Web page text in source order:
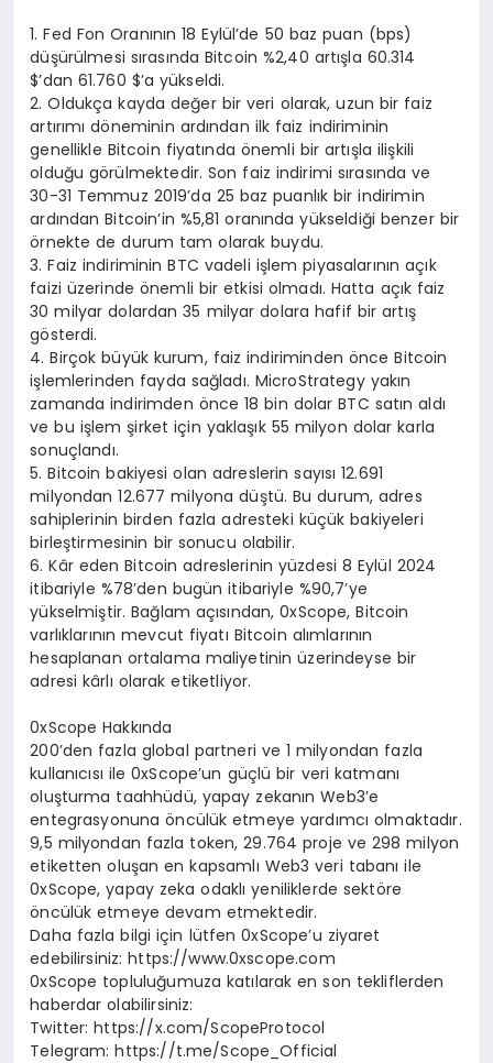
1. Fed Fon Oranının 18 Eylül’de 50 baz puan (bps)
düşürülmesi sırasında Bitcoin %2,40 artışla 60.314
$’dan 61.760 $’a yükseldi.
2. Oldukça kayda değer bir veri olarak, uzun bir faiz
artırımı döneminin ardından ilk faiz indiriminin
genellikle Bitcoin fiyatında önemli bir artışla ilişkili
olduğu görülmektedir. Son faiz indirimi sırasında ve
30-31 Temmuz 2019’da 25 baz puanlık bir indirimin
ardından Bitcoin’in %5,81 oranında yükseldiği benzer bir
örnekte de durum tam olarak buydu.
3. Faiz indiriminin BTC vadeli işlem piyasalarının açık
faizi üzerinde önemli bir etkisi olmadı. Hatta açık faiz
30 milyar dolardan 35 milyar dolara hafif bir artış
gösterdi.
4. Birçok büyük kurum, faiz indiriminden önce Bitcoin
işlemlerinden fayda sağladı. MicroStrategy yakın
zamanda indirimden önce 18 bin dolar BTC satın aldı
ve bu işlem şirket için yaklaşık 55 milyon dolar karla
sonuçlandı.
5. Bitcoin bakiyesi olan adreslerin sayısı 12.691
milyondan 12.677 milyona düştü. Bu durum, adres
sahiplerinin birden fazla adresteki küçük bakiyeleri
birleştirmesinin bir sonucu olabilir.
6. Kâr eden Bitcoin adreslerinin yüzdesi 8 Eylül 2024
itibariyle %78’den bugün itibariyle %90,7’ye
yükselmiştir. Bağlam açısından, 0xScope, Bitcoin
varlıklarının mevcut fiyatı Bitcoin alımlarının
hesaplanan ortalama maliyetinin üzerindeyse bir
adresi kârlı olarak etiketliyor.
0xScope Hakkında
200’den fazla global partneri ve 1 milyondan fazla
kullanıcısı ile 0xScope’un güçlü bir veri katmanı
oluşturma taahhüdü, yapay zekanın Web3’e
entegrasyonuna öncülük etmeye yardımcı olmaktadır.
9,5 milyondan fazla token, 29.764 proje ve 298 milyon
etiketten oluşan en kapsamlı Web3 veri tabanı ile
0xScope, yapay zeka odaklı yeniliklerde sektöre
öncülük etmeye devam etmektedir.
Daha fazla bilgi için lütfen 0xScope’u ziyaret
edebilirsiniz: https://www.0xscope.com
0xScope topluluğumuza katılarak en son tekliflerden
haberdar olabilirsiniz:
Twitter: https://x.com/ScopeProtocol
Telegram: https://t.me/Scope_Official